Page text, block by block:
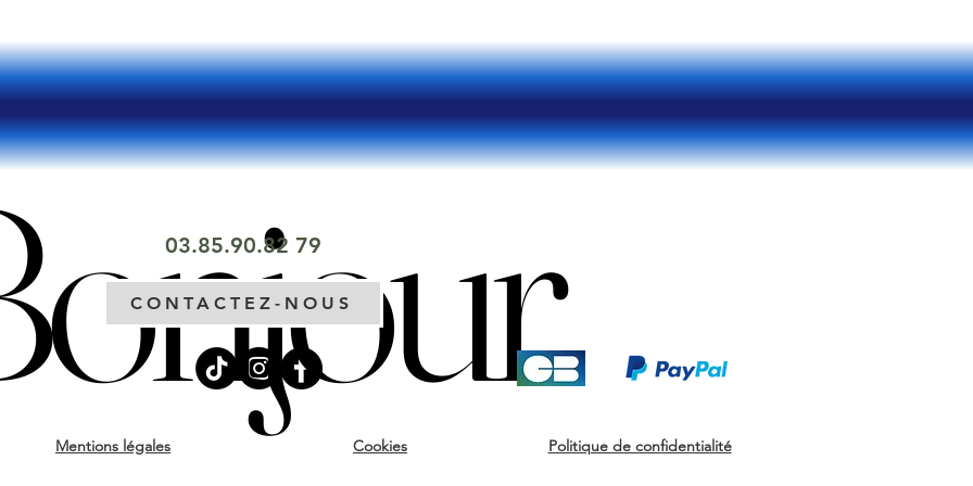
03.85.90.82 79
CONTACTEZ-NOUS
Mentions légales Cookies Politique de confidentialité